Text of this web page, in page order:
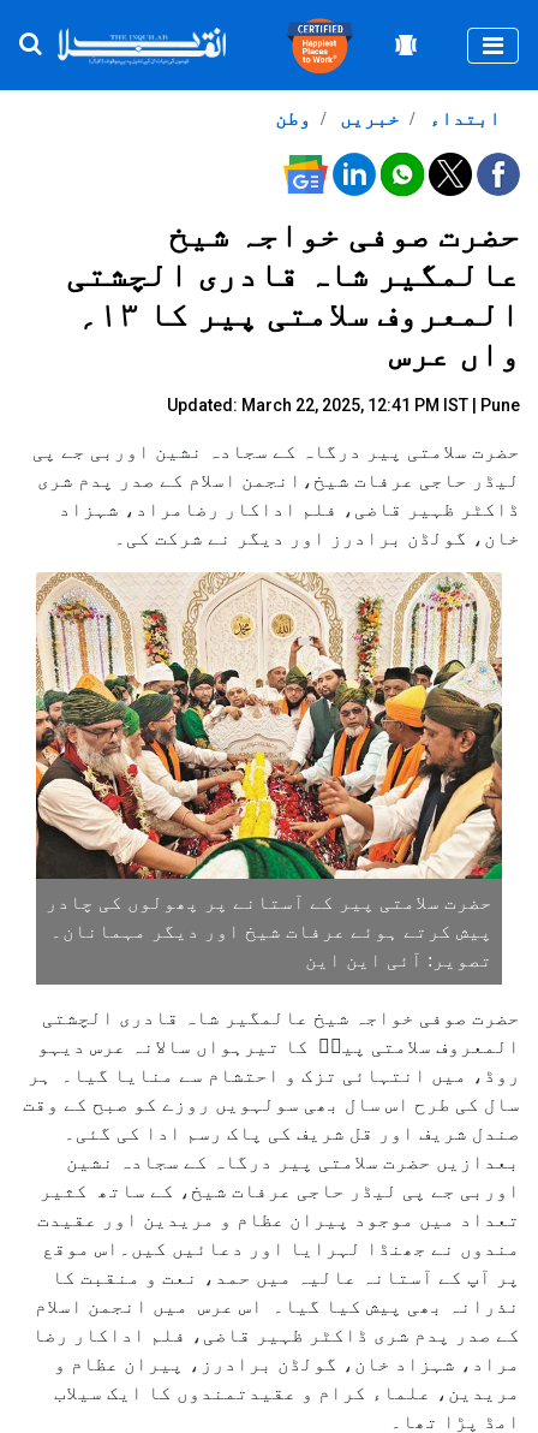
وطن خبریں ابتداء
حضرت صوفی خواجہ شیخ
عالمگیر شاہ قادری الچشتی
المعروف سلامتی پیر کا ۱۳؍
واں عرس
Updated: March 22, 2025, 12:41 PM IST | Pune
حضرت سلامتی پیر درگاہ کے سجادہ نشین اوربی جے پی
لیڈر حاجی عرفات شیخ،انجمن اسلام کے صدر پدم شری
ڈاکٹر ظہیر قاضی، فلم اداکار رضامراد، شہزاد
خان، گولڈن برادرز اور دیگر نے شرکت کی۔
حضرت سلامتی پیر کے آستانے پر پھولوں کی چادر
پیش کرتے ہوئے عرفات شیخ اور دیگر مہمانان۔
تصویر: آئی این این
حضرت صوفی خواجہ شیخ عالمگیر شاہ قادری الچشتی
المعروف سلامتی پیرؒ کا تیرہواں سالانہ عرس دیہو
روڈ، میں انتہائی تزک و احتشام سے منایا گیا۔ ہر
سال کی طرح اس سال بھی سولہویں روزے کو صبح کے وقت
صندل شریف اور قل شریف کی پاک رسم ادا کی گئی۔
بعدازیں حضرت سلامتی پیر درگاہ کے سجادہ نشین
اوربی جے پی لیڈر حاجی عرفات شیخ، کے ساتھ کثیر
تعداد میں موجود پیران عظام و مریدین اور عقیدت
مندوں نے جھنڈا لہرایا اور دعائیں کیں۔اس موقع
پر آپ کے آستانہ عالیہ میں حمد، نعت و منقبت کا
نذرانہ بھی پیش کیا گیا۔ اس عرس میں انجمن اسلام
کے صدر پدم شری ڈاکٹر ظہیر قاضی، فلم اداکار رضا
مراد، شہزاد خان، گولڈن برادرز، پیران عظام و
مریدین، علماء کرام و عقیدتمندوں کا ایک سیلاب
امڈ پڑا تھا۔